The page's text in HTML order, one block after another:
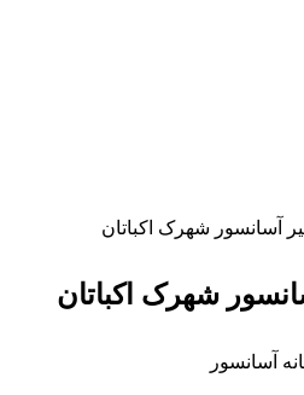
آسانسور شهرک اکباتان
شهرک اکباتان
آسانسور